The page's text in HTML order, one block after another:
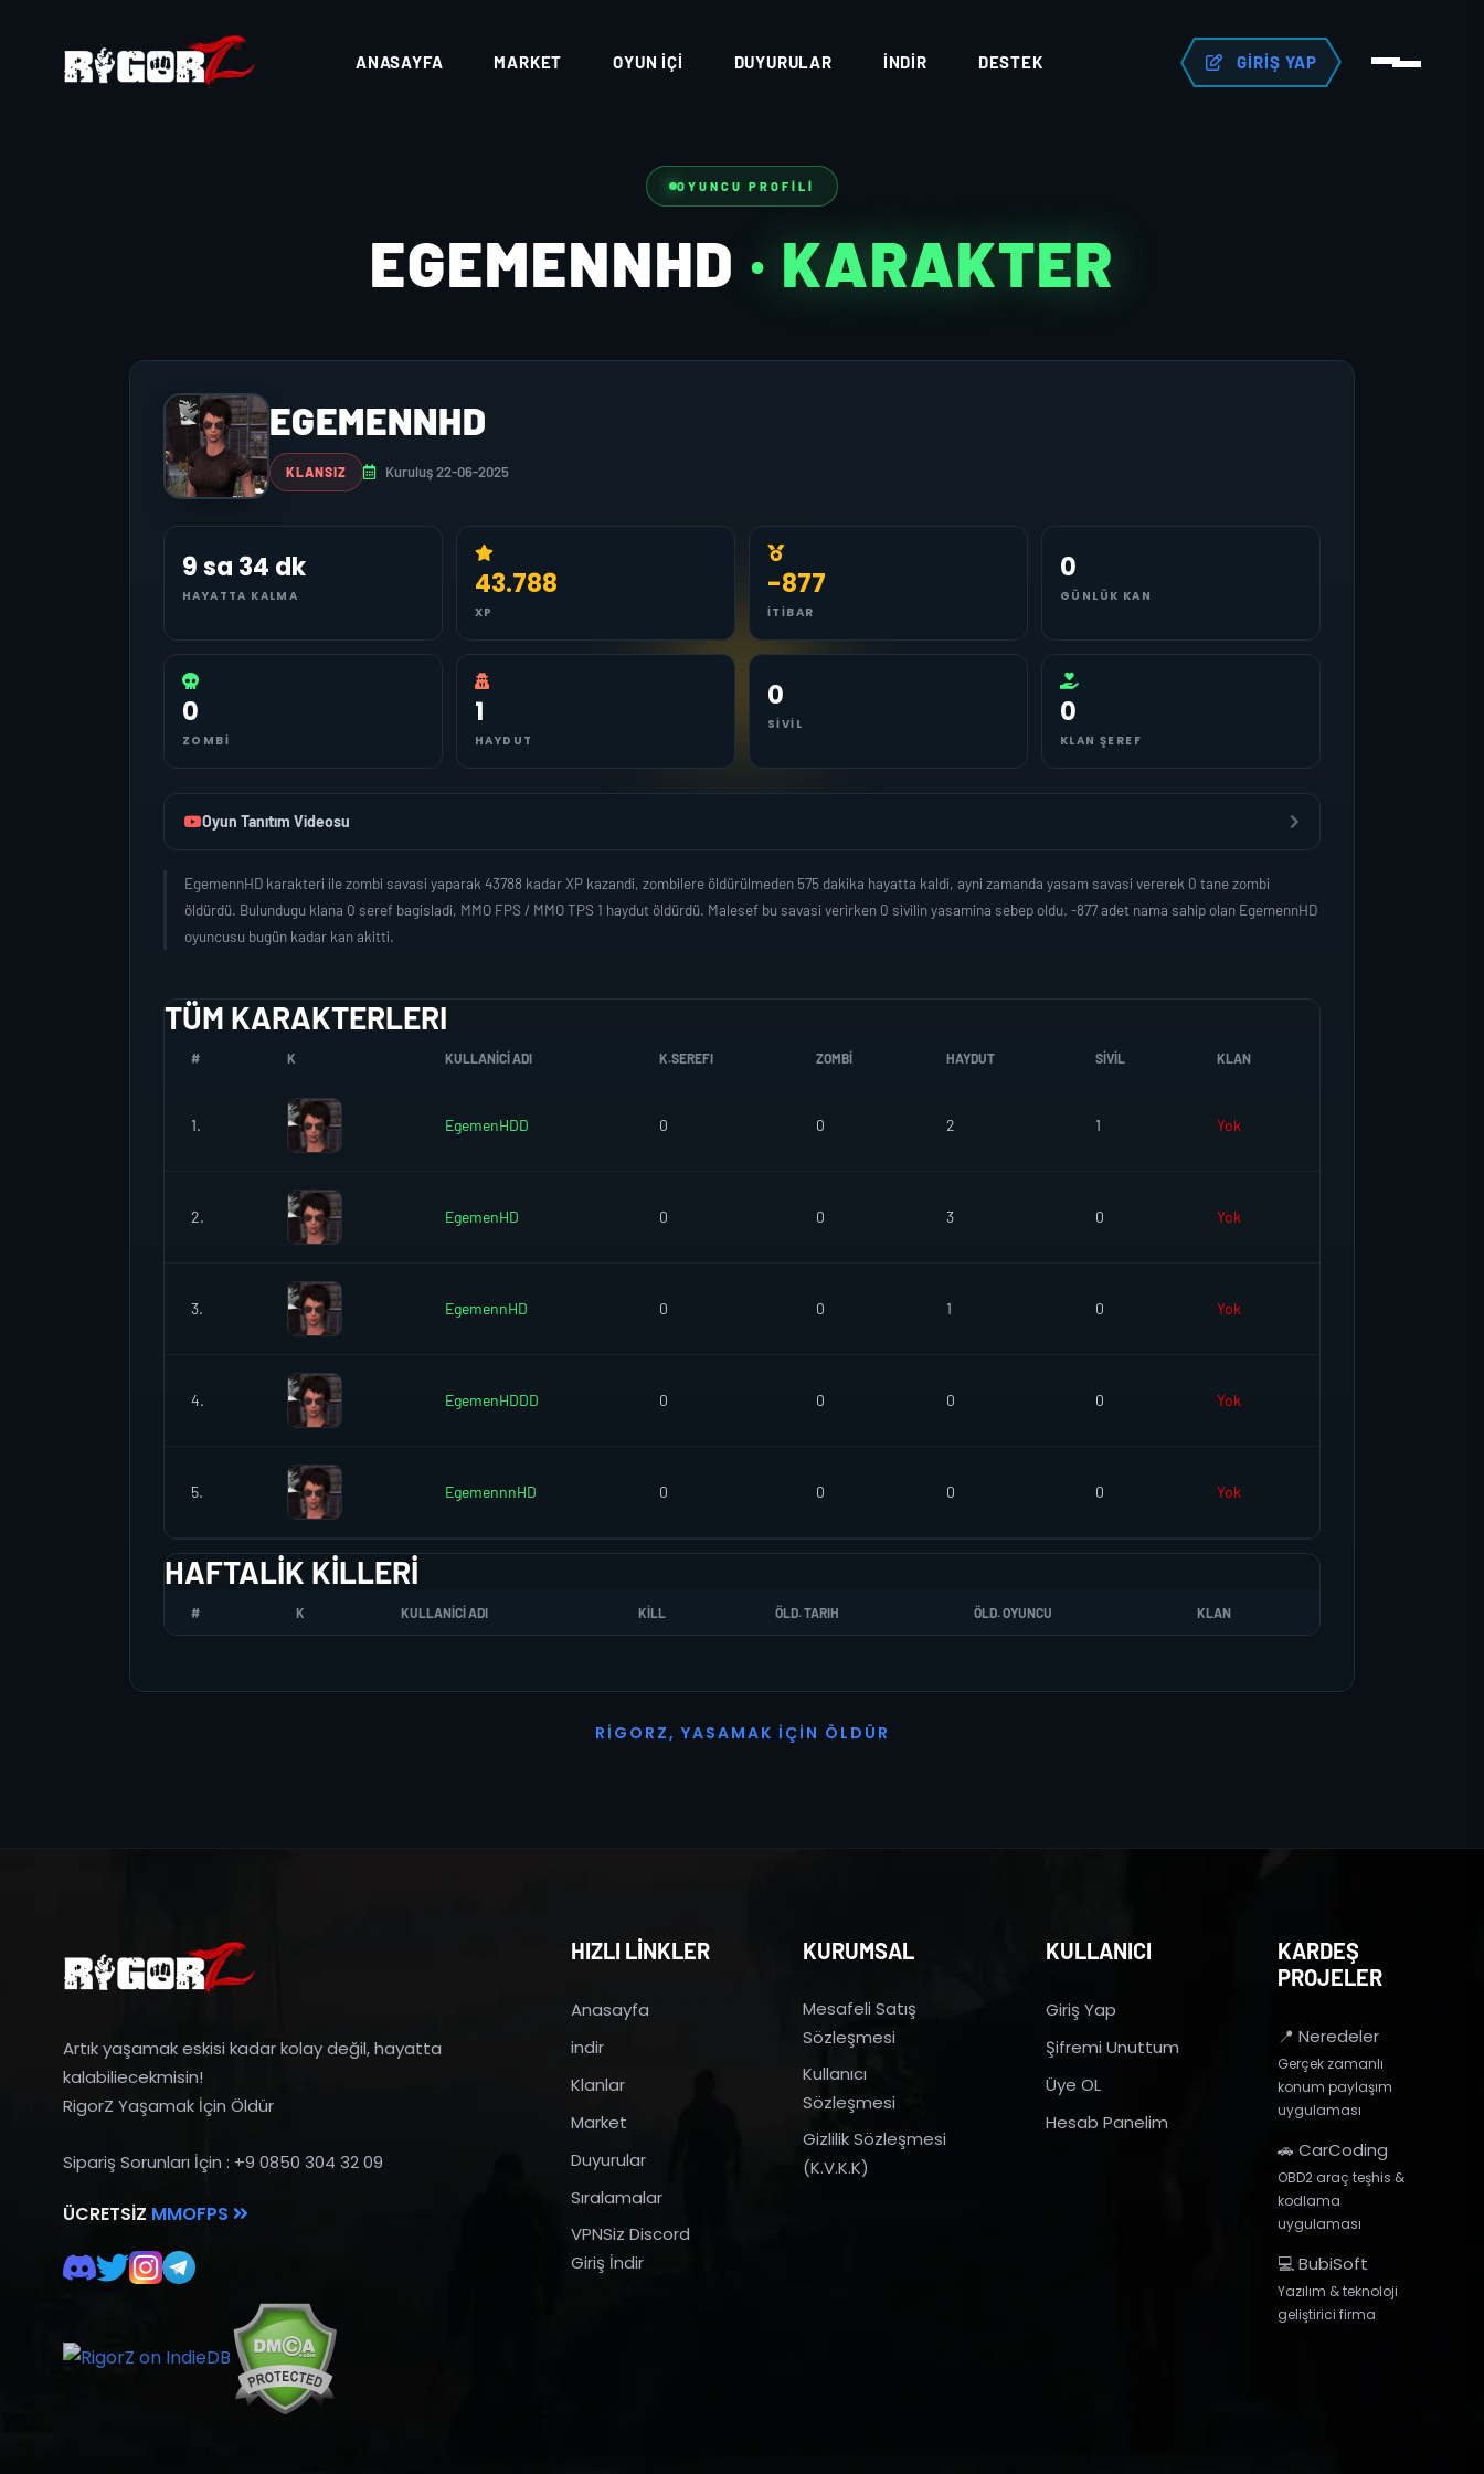
ANASAYFA MARKET OYUN İÇI DUYURULAR İNDIR DESTEK GIRIŞ YAP
OYUNCU PROFILI
EGEMENNHD · KARAKTER
EGEMENNHD
KLANSIZ Kuruluş 22-06-2025
9 sa 34 dk
HAYATTA KALMA 43.788
XP
-877
İTIBAR
0
GÜNLÜK KAN
0
ZOMBI
1
HAYDUT
0
SIVIL 0
KLAN ŞEREF
Oyun Tanıtım Videosu
EgemennHD karakteri ile zombi savasi yaparak 43788 kadar XP kazandi, zombilere öldürülmeden 575 dakika hayatta kaldi, ayni zamanda yasam savasi vererek 0 tane zombi
öldürdü. Bulundugu klana 0 seref bagisladi, MMO FPS / MMO TPS 1 haydut öldürdü. Malesef bu savasi verirken 0 sivilin yasamina sebep oldu. -877 adet nama sahip olan EgemennHD
oyuncusu bugün kadar kan akitti.
TÜM KARAKTERLERI
# K KULLANICI ADI K.SEREFI ZOMBI HAYDUT SIVIL KLAN
1. EgemenHDD 0 0 2 1 Yok
2. EgemenHD 0 0 3 0 Yok
3. EgemennHD 0 0 1 0 Yok
4. EgemenHDDD 0 0 0 0 Yok
5. EgemennnHD 0 0 0 0 Yok
HAFTALIK KILLERI
# K KULLANICI ADI KILL ÖLD. TARIH ÖLD. OYUNCU KLAN
R I G O R Z, YASAMAK İ ÇI N Ö L D Ü R
Artık yaşamak eskisi kadar kolay değil, hayatta
kalabiliecekmisin!
RigorZ Yaşamak İçin Öldür
Sipariş Sorunları İçin : +9 0850 304 32 09
ÜCRETSIZ MMOFPS
HIZLI LİNKLER
Anasayfa
indir
Klanlar
Market
Duyurular
Sıralamalar
VPNSiz Discord
Giriş İndir
KURUMSAL
Mesafeli Satış
Sözleşmesi
Kullanıcı
Sözleşmesi
Gizlilik Sözleşmesi
(K.V.K.K)
KULLANICI
Giriş Yap
Şifremi Unuttum
Üye OL
Hesab Panelim
KARDEŞ
PROJELER
📍 Neredeler
Gerçek zamanlı
konum paylaşım
uygulaması
🚗 CarCoding
OBD2 araç teşhis &
kodlama
uygulaması
💻 BubiSoft
Yazılım & teknoloji
geliştirici firma